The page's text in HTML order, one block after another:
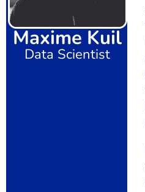
Maxime Kuil
Data Scientist